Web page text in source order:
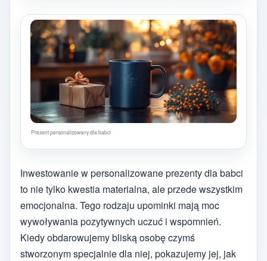
Prezent personalizowany dla babci
Inwestowanie w personalizowane prezenty dla babci
to nie tylko kwestia materialna, ale przede wszystkim
emocjonalna. Tego rodzaju upominki mają moc
wywoływania pozytywnych uczuć i wspomnień.
Kiedy obdarowujemy bliską osobę czymś
stworzonym specjalnie dla niej, pokazujemy jej, jak